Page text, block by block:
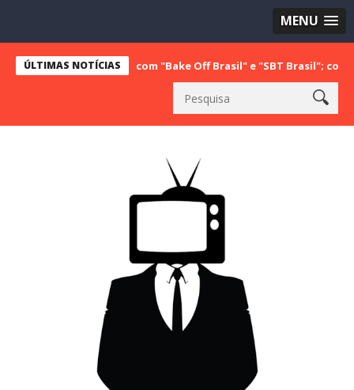
MENU
ÚLTIMAS NOTÍCIAS
liderança com "Bake Off Brasil" e "SBT Brasil"; confira os